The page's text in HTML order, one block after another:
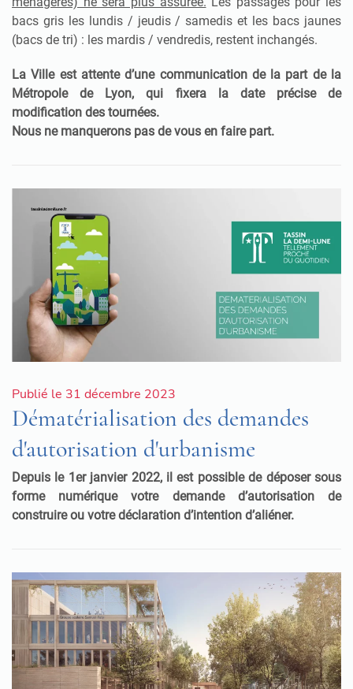
bacs gris les lundis / jeudis / samedis et les bacs jaunes
(bacs de tri) : les mardis / vendredis, restent inchangés.
La Ville est attente d’une communication de la part de la
Métropole de Lyon, qui fixera la date précise de
modification des tournées.
Nous ne manquerons pas de vous en faire part.
Publié le 31 décembre 2023
Dématérialisation des demandes
d'autorisation d'urbanisme
Depuis le 1er janvier 2022, il est possible de déposer sous
forme numérique votre demande d’autorisation de
construire ou votre déclaration d’intention d’aliéner.